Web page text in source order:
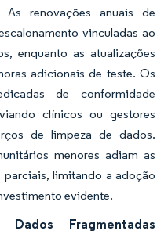
renovações anuais de
vinculadas ao
enquanto as atualizações
adicionais de teste. Os
de conformidade
clínicos ou gestores
de limpeza de dados.
menores adiam as
limitando a adoção
evidente.
Fragmentadas